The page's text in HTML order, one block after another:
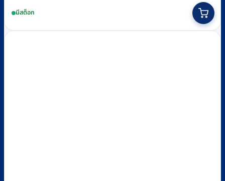
was:
฿2,850.
is:
฿2,700.
มีสต็อก